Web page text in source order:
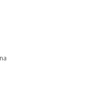
eller försenade
där det hjälper till att